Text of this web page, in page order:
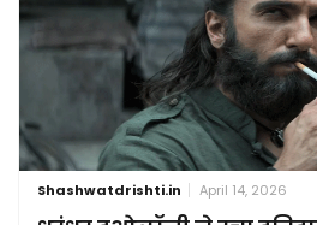
Shashwatdrishti.in April 14, 2026